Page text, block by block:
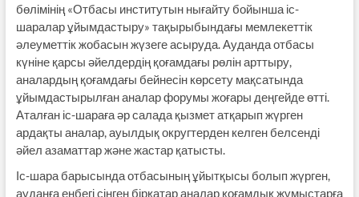
бөлімінің «Отбасы институтын нығайту бойынша іс-
шаралар ұйымдастыру» тақырыбындағы мемлекеттік
әлеуметтік жобасын жүзеге асыруда. Ауданда отбасы
күніне қарсы әйелдердің қоғамдағы рөлін арттыру,
аналардың қоғамдағы бейнесін көрсету мақсатында
ұйымдастырылған аналар форумы жоғары деңгейде өтті.
Аталған іс-шараға әр салада қызмет атқарып жүрген
ардақты аналар, ауылдық округтерден келген белсенді
әйел азаматтар және жастар қатысты.
Іс-шара барысында отбасының ұйытқысы болып жүрген,
ауданға еңбегі сіңген бірқатар аналар қоғамдық жұмыстарға